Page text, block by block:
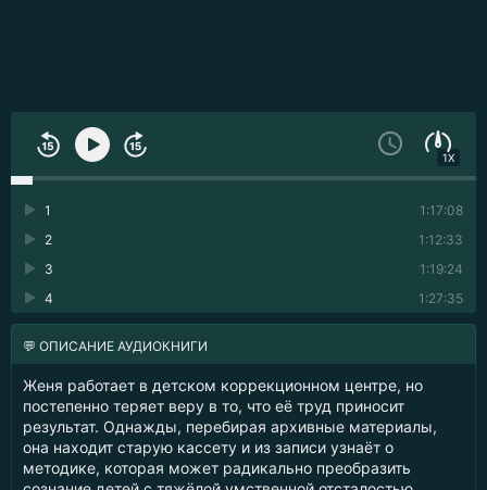
1X
1:17:08
1
1:12:33
2
1:19:24
3
1:27:35
4
💬 ОПИСАНИЕ АУДИОКНИГИ
Женя работает в детском коррекционном центре, но
постепенно теряет веру в то, что её труд приносит
результат. Однажды, перебирая архивные материалы,
она находит старую кассету и из записи узнаёт о
методике, которая может радикально преобразить